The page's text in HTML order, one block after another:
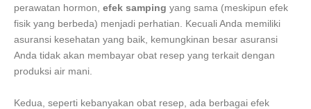
perawatan hormon, efek samping yang sama (meskipun efek
fisik yang berbeda) menjadi perhatian. Kecuali Anda memiliki
asuransi kesehatan yang baik, kemungkinan besar asuransi
Anda tidak akan membayar obat resep yang terkait dengan
produksi air mani.
Kedua, seperti kebanyakan obat resep, ada berbagai efek